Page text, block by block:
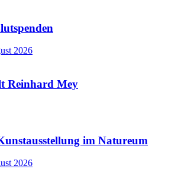
2026
Reinhard Mey
im Natureum
2026